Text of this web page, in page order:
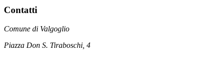
Contatti
Comune di Valgoglio
Piazza Don S. Tiraboschi, 4